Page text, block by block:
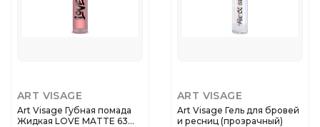
ART VISAGE
Art Visage Губная помада
Жидкая LOVE MATTE 63
ART VISAGE
Art Visage Гель для бровей
и ресниц (прозрачный)